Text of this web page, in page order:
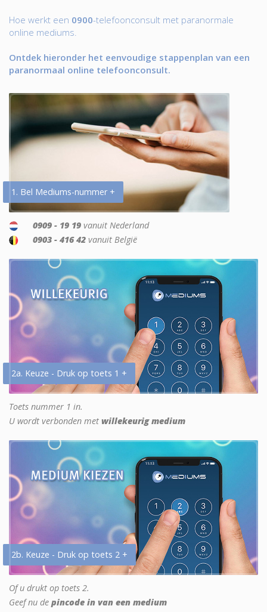
Hoe werkt een 0900-telefoonconsult met paranormale
online mediums.
Ontdek hieronder het eenvoudige stappenplan van een
paranormaal online telefoonconsult.
1. Bel Mediums-nummer +
0909 - 19 19 vanuit Nederland
0903 - 416 42 vanuit België
2a. Keuze - Druk op toets 1 +
Toets nummer 1 in.
U wordt verbonden met willekeurig medium
2b. Keuze - Druk op toets 2 +
Of u drukt op toets 2.
Geef nu de pincode in van een medium